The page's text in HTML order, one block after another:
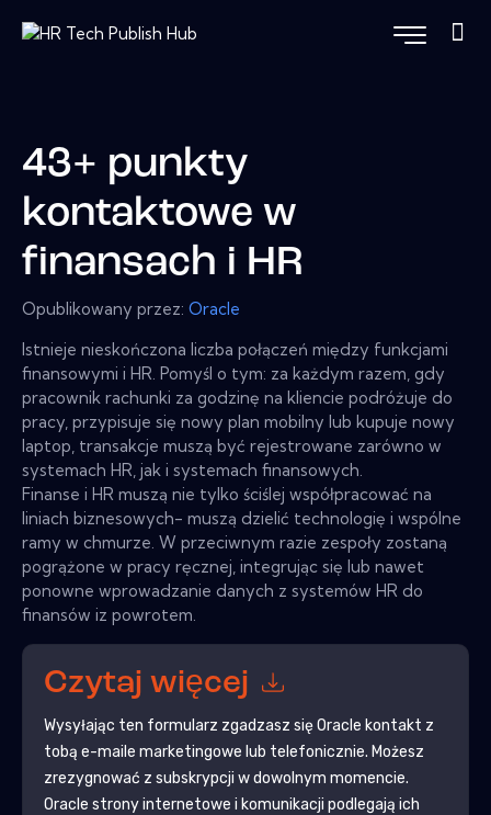
43+ punkty
kontaktowe w
finansach i HR
Opublikowany przez: Oracle
Istnieje nieskończona liczba połączeń między funkcjami
finansowymi i HR. Pomyśl o tym: za każdym razem, gdy
pracownik rachunki za godzinę na kliencie podróżuje do
pracy, przypisuje się nowy plan mobilny lub kupuje nowy
laptop, transakcje muszą być rejestrowane zarówno w
systemach HR, jak i systemach finansowych.
Finanse i HR muszą nie tylko ściślej współpracować na
liniach biznesowych- muszą dzielić technologię i wspólne
ramy w chmurze. W przeciwnym razie zespoły zostaną
pogrążone w pracy ręcznej, integrując się lub nawet
ponowne wprowadzanie danych z systemów HR do
finansów iz powrotem.
Czytaj więcej
Wysyłając ten formularz zgadzasz sięOracle kontakt z
tobą e-maile marketingowe lub telefonicznie. Możesz
zrezygnować z subskrypcji w dowolnym momencie.
Oracle strony internetowe i komunikacji podlegają ich